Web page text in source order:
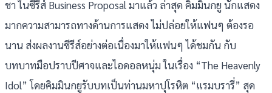
ชา ในซีรีส์ Business Proposal มาแล้ว ล่าสุด คิมมินกยู นักแสดง
มากความสามารถทางด้านการแสดง ไม่ปล่อยให้แฟนๆ ต้องรอ
นาน ส่งผลงานซีรีส์อย่างต่อเนื่องมาให้แฟนๆ ได้ชมกัน กับ
บทบาทมือปราบปีศาจและไอดอลหนุ่ม ในเรื่อง “The Heavenly
Idol” โดยคิมมินกยูรับบทเป็นท่านมหาปุโรหิต “แรมบรารี่” สุด